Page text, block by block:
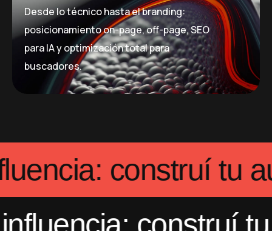
Desde lo técnico hasta el branding:
posicionamiento on-page, off-page, SEO
para IA y optimización total para
buscadores.
influencia:
construí tu